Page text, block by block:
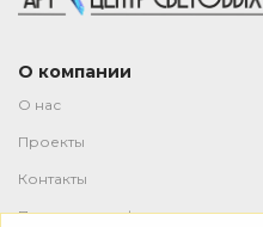
О компании
О нас
Проекты
Контакты
Политика конфиденциальности